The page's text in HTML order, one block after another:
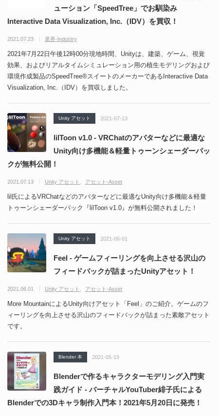
ューション「SpeedTree」でお馴染み
Interactive Data Visualization, Inc.（IDV）を買収！
2021.07.23 業界-Industry
2021年7月22日午後12時00分現地時間、Unityは、建築、ゲーム、視覚
効果、およびリアルタイムシミュレーション用の植生モデリングおよび
環境作成製品のSpeedTree®スイートのメーカーであるInteractive Data
Visualization, Inc.（IDV）を買収しました。
Unity アセット 2021-07-13
lilToon v1.0 - VRChatのアバターなどに最適な
Unity向け多機能＆軽量トゥーンシェーダーパッ
クが無料公開！
2021.07.13 Unity アセット アセット-Asset
lil氏によるVRChatなどのアバターなどに最適なUnity向け多機能＆軽量
トゥーンシェーダーパック『lilToon v1.0』が無料公開されました！
Unity アセット 2021-06-01
Feel - ゲームフィーリングを向上させる沢山の
フィードバックが詰まったUnityアセット！
2021.06.01 Unity アセット アセット-Asset
More MountainによるUnity向けアセット「Feel」のご紹介。ゲームのフ
ィーリングを向上させる沢山のフィードバックが詰まった素敵アセット
です。
Blender 本 2021-05-19
Blenderで作るキャラクターモデリング入門実
践ガイド - バーチャルYouTuber緋子氏による
Blenderでの3Dキャラ制作入門本！2021年5月20日に発売！